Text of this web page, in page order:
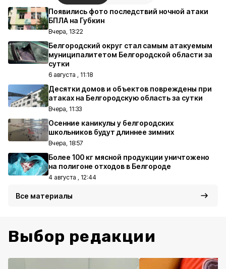
Появились фото последствий ночной атаки
БПЛА на Губкин
Вчера, 13:22
Белгородский округ стал самым атакуемым
муниципалитетом Белгородской области за
сутки
6 августа , 11:18
Десятки домов и объектов повреждены при
атаках на Белгородскую область за сутки
Вчера, 11:33
Осенние каникулы у белгородских
школьников будут длиннее зимних
Вчера, 18:57
Более 100 кг мясной продукции уничтожено
на полигоне отходов в Белгороде
4 августа , 12:44
Все материалы
Выбор редакции